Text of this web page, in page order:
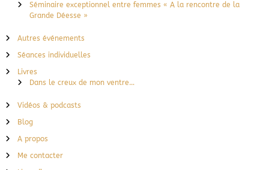
Séminaire exceptionnel entre femmes « A la rencontre de la
Grande Déesse »
Autres événements
Séances individuelles
Livres
Dans le creux de mon ventre…
Vidéos & podcasts
Blog
A propos
Me contacter